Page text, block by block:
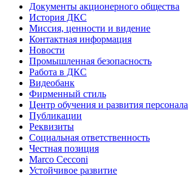
Документы акционерного общества
История ДКС
Миссия, ценности и видение
Контактная информация
Новости
Промышленная безопасность
Работа в ДКС
Видеобанк
Фирменный стиль
Центр обучения и развития персонала
Публикации
Реквизиты
Социальная ответственность
Честная позиция
Marco Cecconi
Устойчивое развитие